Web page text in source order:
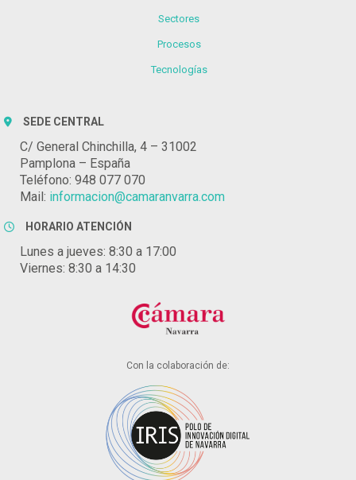
Sectores
Procesos
Tecnologías
SEDE CENTRAL
C/ General Chinchilla, 4 – 31002
Pamplona – España
Teléfono: 948 077 070
Mail: informacion@camaranvarra.com
HORARIO ATENCIÓN
Lunes a jueves: 8:30 a 17:00
Viernes: 8:30 a 14:30
Con la colaboración de: